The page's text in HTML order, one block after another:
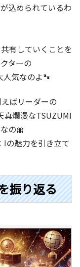
込められているわ
有していくことを
ターの
人気なのよ🐾
ばリーダーの
真爛漫なTSUZUMI
の🎀
Iの魅力を引き立て
振り返る